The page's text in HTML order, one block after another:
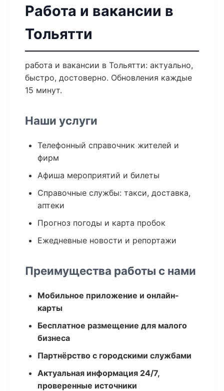
Работа и вакансии в
Тольятти
работа и вакансии в Тольятти: актуально,
быстро, достоверно. Обновления каждые
15 минут.
Наши услуги
Телефонный справочник жителей и
фирм
Афиша мероприятий и билеты
Справочные службы: такси, доставка,
аптеки
Прогноз погоды и карта пробок
Ежедневные новости и репортажи
Преимущества работы с нами
Мобильное приложение и онлайн-
карты
Бесплатное размещение для малого
бизнеса
Партнёрство с городскими службами
Актуальная информация 24/7,
проверенные источники